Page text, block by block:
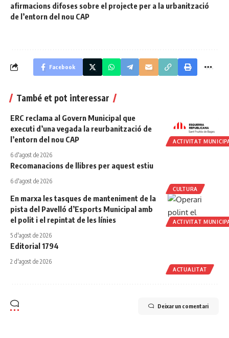
afirmacions difoses sobre el projecte per a la urbanització
de l’entorn del nou CAP
Facebook
També et pot interessar
ACTIVITAT
ERC reclama al Govern Municipal que
executi d’una vegada la reurbanització de
l’entorn del nou CAP
6 d'agost de 2026
CULTURA
Recomanacions de llibres per aquest estiu
6 d'agost de 2026
ACTIVITAT
En marxa les tasques de manteniment de la
pista del Pavelló d’Esports Municipal amb
el polit i el repintat de les línies
5 d'agost de 2026
ACTUALITAT
Editorial 1794
2 d'agost de 2026
Deixar un comentari